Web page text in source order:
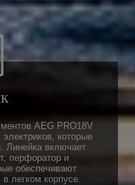
AEG PRO18V
которые
Линейка включает
перфоратор и
обеспечивают
легком корпусе.